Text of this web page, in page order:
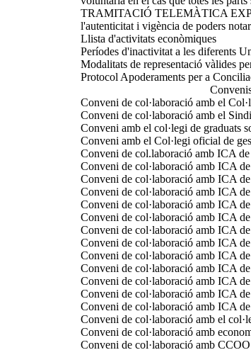
TRAMITACIÓ TELEMÀTICA
l'autenticitat i vigència de poders
Llista d'activitats econòmiques
Períodes d'inactivitat a les diferents
Modalitats de representació vàlides
Protocol Apoderaments per a
Conveni de col·laboració amb el
Conveni de col·laboració amb el
Conveni amb el col·legi de graduats
Conveni amb el Col·legi oficial de
Conveni de col.laboració amb ICA de
Conveni de col·laboració amb ICA
Conveni de col·laboració amb ICA
Conveni de col·laboració amb ICA
Conveni de col·laboració amb ICA
Conveni de col·laboració amb ICA
Conveni de col·laboració amb ICA
Conveni de col·laboració amb ICA
Conveni de col·laboració amb ICA de
Conveni de col·laboració amb ICA
Conveni de col·laboració amb ICA
Conveni de col·laboració amb ICA
Conveni de col·laboració amb ICA
Conveni de col·laboració amb el
Conveni de col·laboració amb
Conveni de col·laboració amb